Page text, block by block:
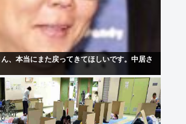
、本当にまた戻ってきてほしいです。中居さ